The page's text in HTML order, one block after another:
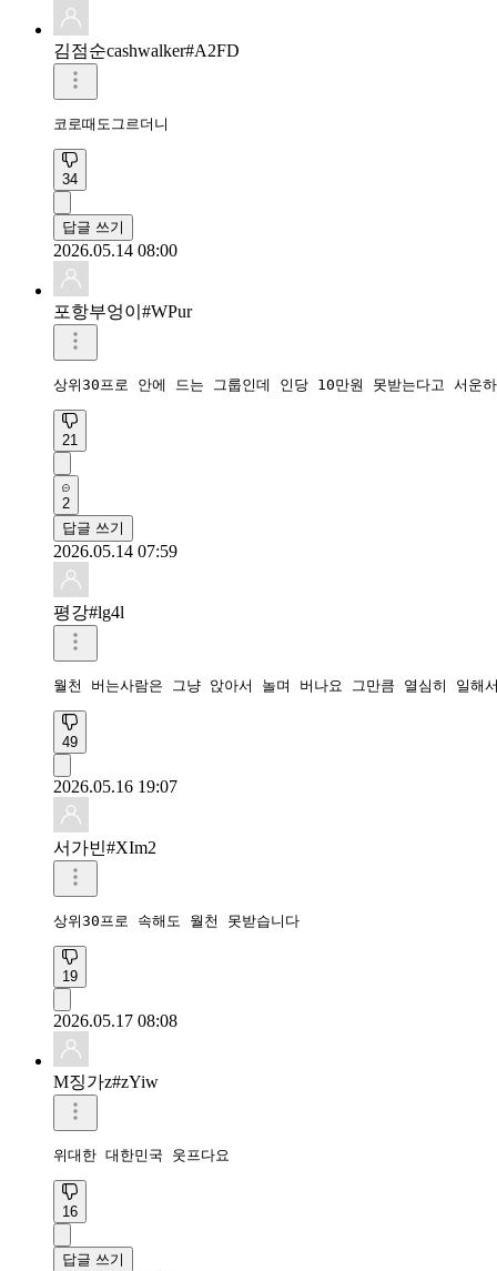
김점순cashwalker#A2FD
코로때도그르더니
34
답글 쓰기
2026.05.14 08:00
포항부엉이#WPur
상위30프로 안에 드는 그룹인데 인당 10만원 못받는다고 서운
21
2
답글 쓰기
2026.05.14 07:59
평강#lg4l
월천 버는사람은 그냥 앉아서 놀며 버나요 그만큼 열심히 일
49
2026.05.16 19:07
서가빈#XIm2
상위30프로 속해도 월천 못받습니다
19
2026.05.17 08:08
M징가z#zYiw
위대한 대한민국 웃프다요
16
답글 쓰기